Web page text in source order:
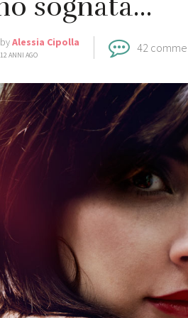
byAlessia Cipolla
12 ANNI AGO
42